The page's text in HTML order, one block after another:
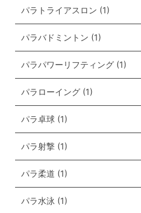
パラトライアスロン (1)
パラバドミントン (1)
パラパワーリフティング (1)
パラローイング (1)
パラ卓球 (1)
パラ射撃 (1)
パラ柔道 (1)
パラ水泳 (1)